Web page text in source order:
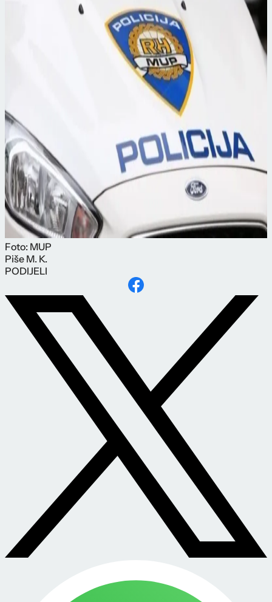
Foto: MUP
Piše M. K.
PODIJELI